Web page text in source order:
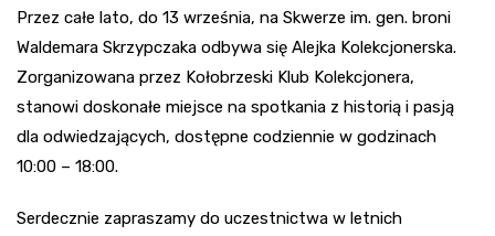
Przez całe lato, do 13 września, na Skwerze im. gen. broni
Waldemara Skrzypczaka odbywa się Alejka Kolekcjonerska.
Zorganizowana przez Kołobrzeski Klub Kolekcjonera,
stanowi doskonałe miejsce na spotkania z historią i pasją
dla odwiedzających, dostępne codziennie w godzinach
10:00 – 18:00.
Serdecznie zapraszamy do uczestnictwa w letnich